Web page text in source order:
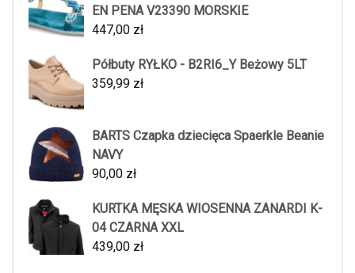
EN PENA V23390 MORSKIE
447,00 zł
Półbuty RYŁKO - B2RI6_Y Beżowy 5LT
359,99 zł
BARTS Czapka dziecięca Spaerkle Beanie
NAVY
90,00 zł
KURTKA MĘSKA WIOSENNA ZANARDI K-
04 CZARNA XXL
439,00 zł